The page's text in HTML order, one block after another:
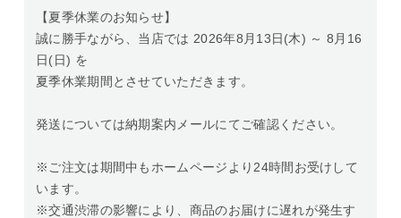
【夏季休業のお知らせ】
誠に勝手ながら、当店では 2026年8月13日(木) ～ 8月16
日(日) を
夏季休業期間とさせていただきます。
発送については納期案内メールにてご確認ください。
※ご注文は期間中もホームページより24時間お受けして
います。
※交通渋滞の影響により、商品のお届けに遅れが発生す